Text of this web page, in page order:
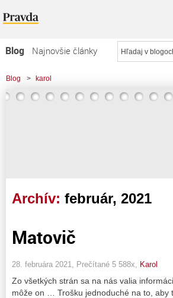
Blog
Najnovšie články
Najčítanejšie články
Najkomentovanejšie články
Blog > karol
Archív: február, 2021
Matovič
28. februára 2021, Prečítané 5 588x, Karol
Zo všetkých strán sa na nás valia
môže on … Trošku jednoduché na to,